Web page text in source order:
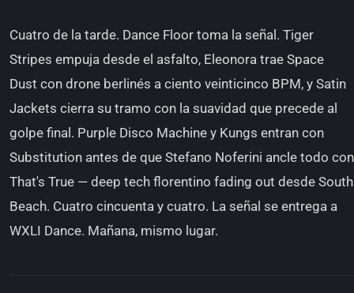
Cuatro de la tarde. Dance Floor toma la señal. Tiger
Stripes empuja desde el asfalto, Eleonora trae Space
Dust con drone berlinés a ciento veinticinco BPM, y Satin
Jackets cierra su tramo con la suavidad que precede al
golpe final. Purple Disco Machine y Kungs entran con
Substitution antes de que Stefano Noferini ancle todo con
That's True — deep tech florentino fading out desde South
Beach. Cuatro cincuenta y cuatro. La señal se entrega a
WXLI Dance. Mañana, mismo lugar.